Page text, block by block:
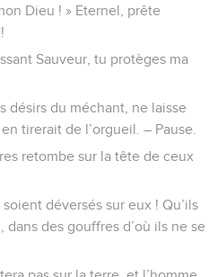
Dieu ! » Eternel, prête
Sauveur, tu protèges ma
désirs du méchant, ne laisse
tirerait de l’orgueil. – Pause.
retombe sur la tête de ceux
déversés sur eux ! Qu’ils
des gouffres d’où ils ne se